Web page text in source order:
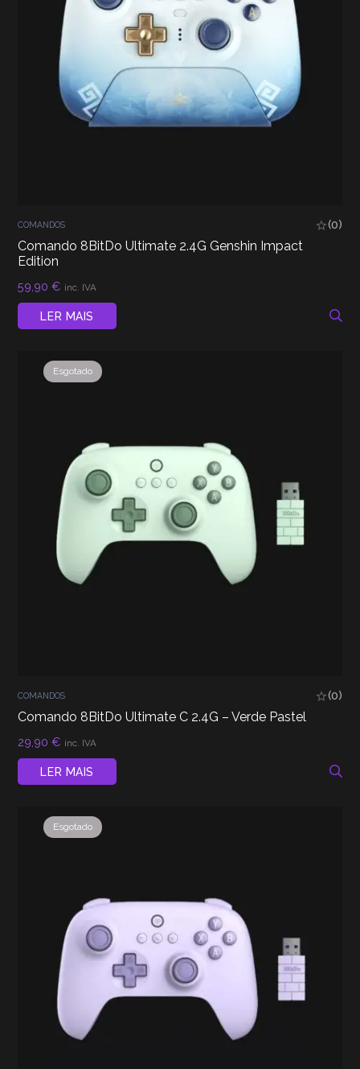
COMANDOS (0)
Comando 8BitDo Ultimate 2.4G Genshin Impact
Edition
59,90€ inc. IVA
LER MAIS
Esgotado
COMANDOS (0)
Comando 8BitDo Ultimate C 2.4G – Verde Pastel
29,90€ inc. IVA
LER MAIS
Esgotado